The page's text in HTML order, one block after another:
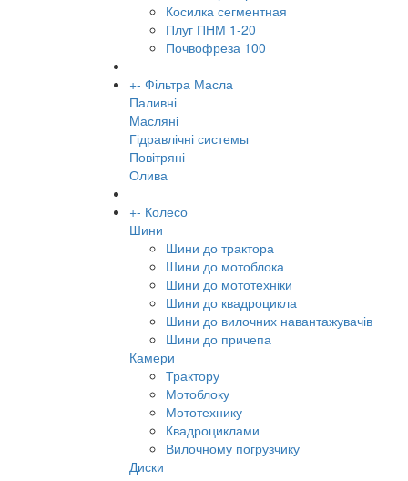
Косилка сегментная
Плуг ПНМ 1-20
Почвофреза 100
+- Фільтра Масла
Паливні
Mасляні
Гідравлічні системы
Повітряні
Олива
+- Колесо
Шини
Шини до трактора
Шини до мотоблока
Шини до мототехніки
Шини до квадроцикла
Шини до вилочних навантажувачів
Шини до причепа
Камери
Трактору
Мотоблоку
Мототехнику
Квадроциклами
Вилочному погрузчику
Диски